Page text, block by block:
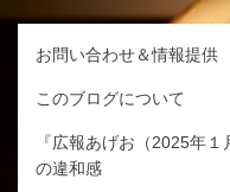
お問い合わせ＆情報提供
このブログについて
『広報あげお（2025年
の違和感